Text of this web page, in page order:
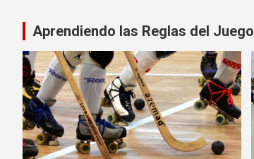
Aprendiendo las Reglas del Juego